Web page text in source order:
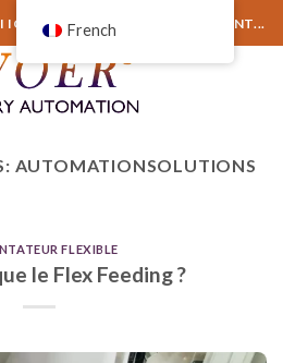
OU SUPPRIMEZ-LE SIMPLEMENT...
AUTOMATIONSOLUTIONS
FLEXIBLE
le Flex Feeding ?
French